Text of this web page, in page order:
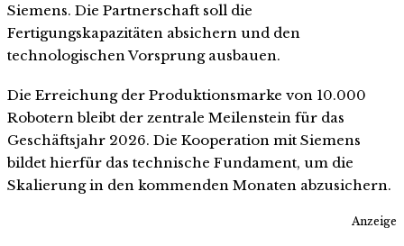
Siemens. Die Partnerschaft soll die
Fertigungskapazitäten absichern und den
technologischen Vorsprung ausbauen.
Die Erreichung der Produktionsmarke von 10.000
Robotern bleibt der zentrale Meilenstein für das
Geschäftsjahr 2026. Die Kooperation mit Siemens
bildet hierfür das technische Fundament, um die
Skalierung in den kommenden Monaten abzusichern.
Anzeige